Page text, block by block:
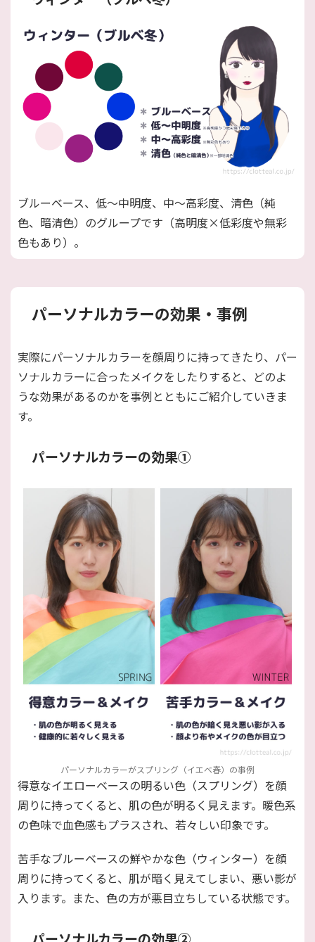
ブルーベース、低〜中明度、中〜高彩度、清色（純
色、暗清色）のグループです（高明度×低彩度や無彩
色もあり）。
パーソナルカラーの効果・事例
実際にパーソナルカラーを顔周りに持ってきたり、パー
ソナルカラーに合ったメイクをしたりすると、どのよ
うな効果があるのかを事例とともにご紹介していきま
す。
パーソナルカラーの効果①
パーソナルカラーがスプリング（イエベ春）の事例
得意なイエローベースの明るい色（スプリング）を顔
周りに持ってくると、肌の色が明るく見えます。暖色系
の色味で血色感もプラスされ、若々しい印象です。
苦手なブルーベースの鮮やかな色（ウィンター）を顔
周りに持ってくると、肌が暗く見えてしまい、悪い影が
入ります。また、色の方が悪目立ちしている状態です。